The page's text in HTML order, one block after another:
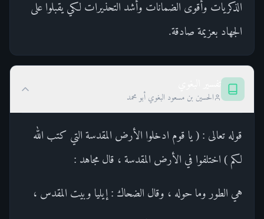
الذكريات وأقوى الضمانات وأشد التحذيرات لكي يقبلوا على
الجهاد بعزيمة صادقة.
الحسين بن مسعود البغوي أبو محمد
قوله تعالى : ( يا قوم ادخلوا الأرض المقدسة التي كتب الله
لكم ) اختلفوا في الأرض المقدسة ، قال مجاهد :
هي الطور وما حوله ، وقال الضحاك : إيليا وبيت المقدس ،